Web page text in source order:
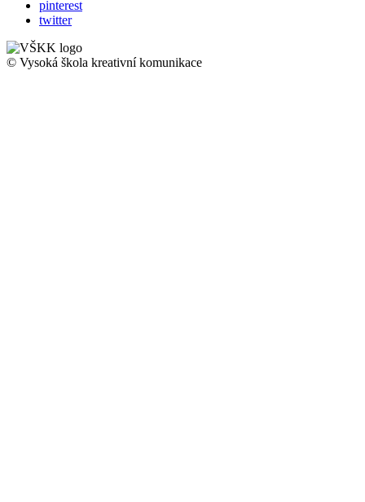
pinterest
twitter
© Vysoká škola kreativní komunikace